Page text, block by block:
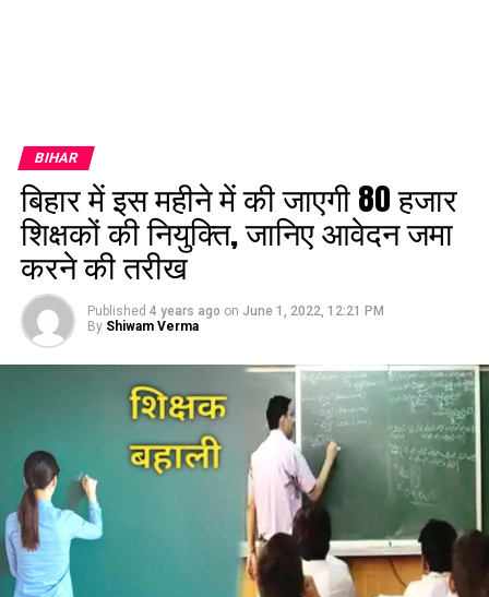
BIHAR
बिहार में इस महीने में की जाएगी 80 हजार
शिक्षकों की नियुक्ति, जानिए आवेदन जमा
करने की तरीख
Published 4 years ago on June 1, 2022, 12:21 PM
By Shiwam Verma